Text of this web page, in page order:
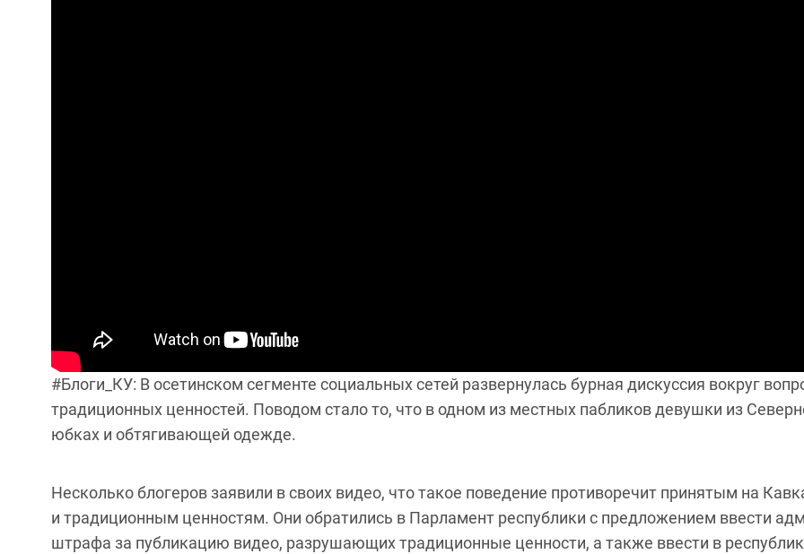
#Блоги_КУ: В осетинском сегменте социальных сетей развернулась бурная дискуссия вокруг
традиционных ценностей. Поводом стало то, что в одном из местных пабликов девушки из
юбках и обтягивающей одежде.
Несколько блогеров заявили в своих видео, что такое поведение противоречит принятым на
и традиционным ценностям. Они обратились в Парламент республики с предложением ввести
штрафа за публикацию видео, разрушающих традиционные ценности, а также ввести в